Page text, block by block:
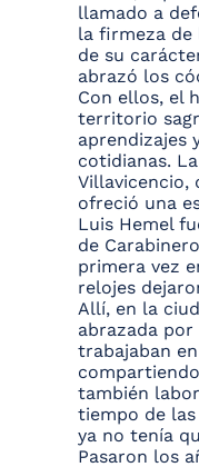
llamado a
la firmeza de
de su
abrazó los
Con ellos, el
territorio
aprendizajes
cotidianas.
Villavicencio,
ofreció una
Luis Hemel
de
primera vez
relojes
Allí, en la
abrazada
trabajaban
también
tiempo de
ya no tenía
Pasaron los